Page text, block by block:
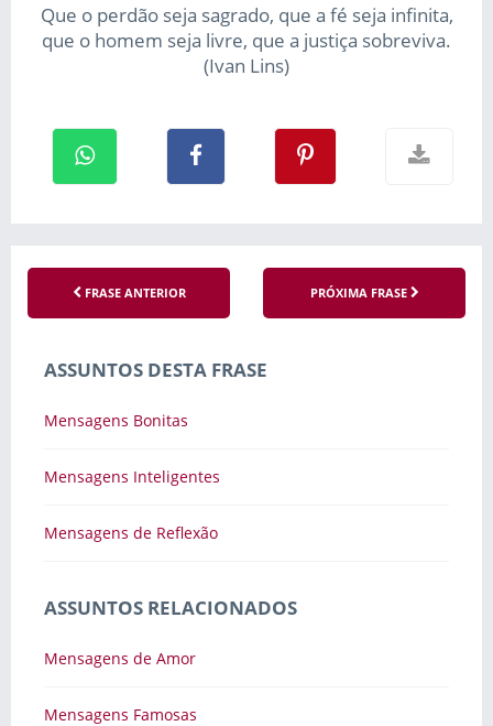
Que o perdão seja sagrado, que a fé seja infinita,
que o homem seja livre, que a justiça sobreviva.
(Ivan Lins)
FRASE ANTERIOR PRÓXIMA FRASE
ASSUNTOS DESTA FRASE
Mensagens Bonitas
Mensagens Inteligentes
Mensagens de Reflexão
ASSUNTOS RELACIONADOS
Mensagens de Amor
Mensagens Famosas